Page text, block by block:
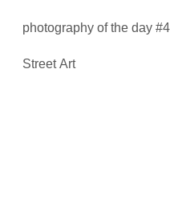
photography of the day
Street Art